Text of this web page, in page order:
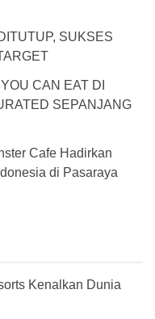
SUKSES
CAN EAT DI
SEPANJANG
Cafe Hadirkan
di Pasaraya
Kenalkan Dunia